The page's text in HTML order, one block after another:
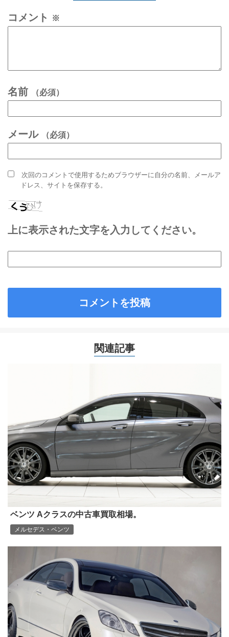
コメント ※
名前 （必須）
メール （必須）
次回のコメントで使用するためブラウザーに自分の名前、メールア
ドレス、サイトを保存する。
上に表示された文字を入力してください。
関連記事
ベンツ Aクラスの中古車買取相場。
メルセデス・ベンツ